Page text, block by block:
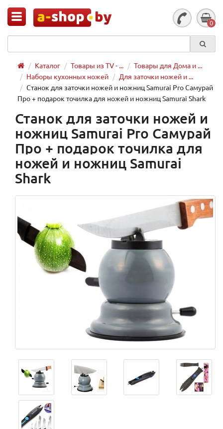
0
Каталог Товары из TV - ...
Товары для Дома и ...
Наборы кухонных ножей
Для заточки ножей и ...
Станок для заточки ножей и ножниц Samurai Pro Самурай
Про + подарок точилка для ножей и ножниц Samurai Shark
Станок для заточки ножей и
ножниц Samurai Pro Самурай
Про + подарок точилка для
ножей и ножниц Samurai
Shark